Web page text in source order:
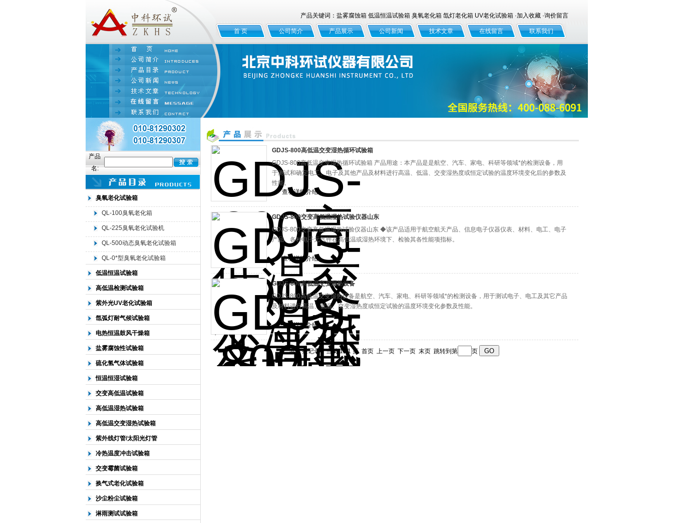
北京中科环试仪器有限公司
产品关键词：盐雾腐蚀箱 低温恒温试验箱 臭氧老化箱 氙灯老化箱 UV老化试验箱 ·加入收藏·询价留言
首 页 公司简介 产品展示 公司新闻 技术文章 在线留言 联系我们
产品
名:
臭氧老化试验箱
QL-100臭氧老化箱
QL-225臭氧老化试验机
QL-500动态臭氧老化试验箱
QL-0*型臭氧老化试验箱
低温恒温试验箱
高低温检测试验箱
紫外光UV老化试验箱
氙弧灯耐气候试验箱
电热恒温鼓风干燥箱
盐雾腐蚀性试验箱
硫化氢气体试验箱
恒温恒湿试验箱
交变高低温试验箱
高低温湿热试验箱
高低温交变湿热试验箱
紫外线灯管/太阳光灯管
冷热温度冲击试验箱
交变霉菌试验箱
换气式老化试验箱
沙尘粉尘试验箱
淋雨测试试验箱
GDJS-800高低温交变湿热循环试验箱
GDJS-800高低温交变湿热循环试验箱 产品用途：本产品是是航空、汽车、家电、科研等领域*的检测设备，用
于测试和确定电工、电子及其他产品及材料进行高温、低温、交变湿热度或恒定试验的温度环境变化后的参数及
性能。
查看详细介绍
GDJS-800交变高低温湿热试验仪器山东
GDJS-800交变高低温湿热试验仪器山东 ◆该产品适用于航空航天产品、信息电子仪器仪表、材料、电工、电子
产品、各种电子元气件在高低温或湿热环境下、检验其各性能项指标。
查看详细介绍
GDJS-800高低温交变湿热设备
GDJS-800高低温交变湿热设备是航空、汽车、家电、科研等领域*的检测设备，用于测试电子、电工及其它产品
及材料进行高温、低温、交变湿热度或恒定试验的温度环境变化参数及性能。
查看详细介绍
共 3 条记录，当前 1 / 1 页 首页 上一页 下一页 末页 跳转到第 页